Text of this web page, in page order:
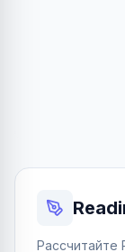
Рассчитайте